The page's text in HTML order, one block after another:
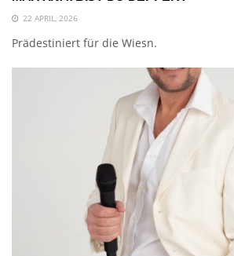
22 APRIL, 2026
Prädestiniert für die Wiesn.